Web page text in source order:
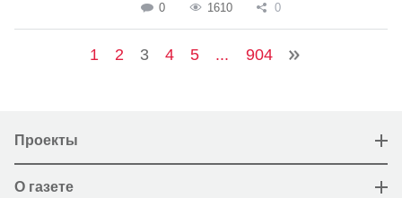
0 1610 0
1 2 3 4 5 ... 904
Проекты
О газете